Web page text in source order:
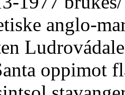
anglo-
oppimot